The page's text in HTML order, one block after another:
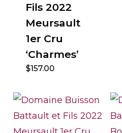
Fils 2022
Meursault
1er Cru
‘Charmes’
$157.00